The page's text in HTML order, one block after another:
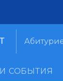
СОБЫТИЯ